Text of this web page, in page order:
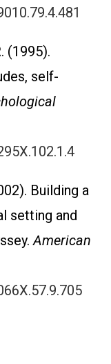
(1995).
self-
Building a
setting and
American